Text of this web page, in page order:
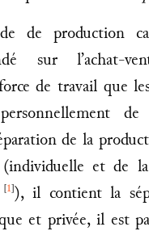
de production
sur l’achat-
de travail que
de
de la
et de
1 ), il contient la
et privée, il est